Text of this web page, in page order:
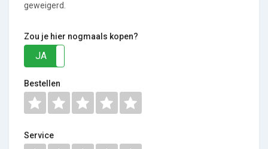
geweigerd.
Zou je hier nogmaals kopen?
JA
Bestellen
Service